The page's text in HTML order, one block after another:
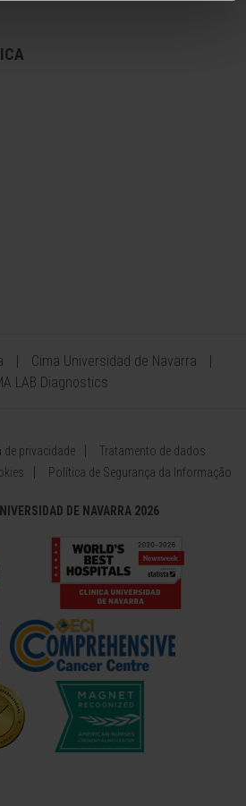
Cima Universidad de Navarra
LAB Diagnostics
de privacidade
Tratamento de dados
Política de Segurança da Informação
DE NAVARRA 2026